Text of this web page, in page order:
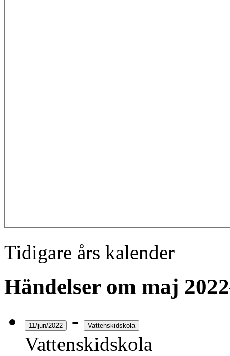
Tidigare års kalender
Händelser om maj
11/jun/2022 - Vattenskidskola
Vattenskidskola